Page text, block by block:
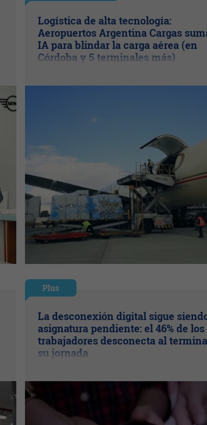
Logística de alta tecnología:
Aeropuertos Argentina Cargas
IA para blindar la carga aérea (en
Córdoba y 5 terminales más)
Plus
La desconexión digital sigue
asignatura pendiente: el 46% de los
trabajadores desconecta al
su jornada